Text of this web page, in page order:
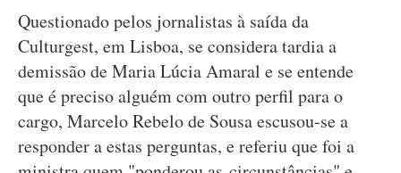
Questionado pelos jornalistas à saída da
Culturgest, em Lisboa, se considera tardia a
demissão de Maria Lúcia Amaral e se entende
que é preciso alguém com outro perfil para o
cargo, Marcelo Rebelo de Sousa escusou-se a
responder a estas perguntas, e referiu que foi a